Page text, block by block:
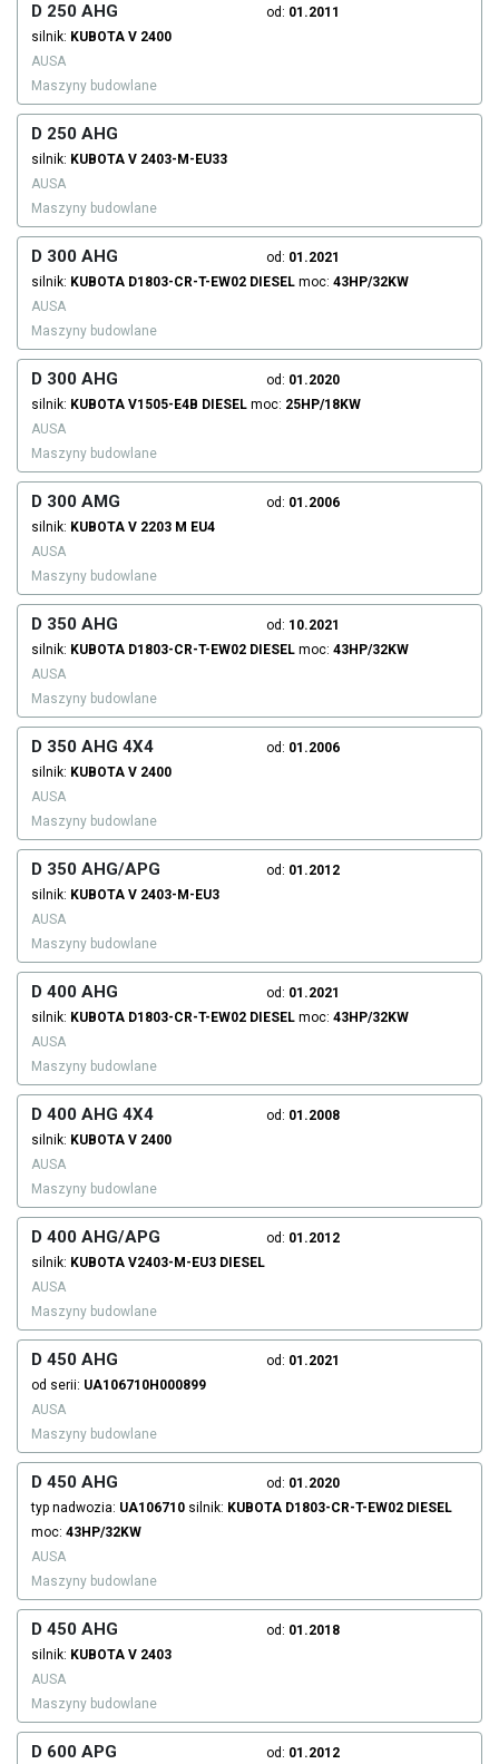
D 250 AHG od: 01.2011
silnik: KUBOTA V 2400
AUSA
Maszyny budowlane
D 250 AHG
silnik: KUBOTA V 2403-M-EU33
AUSA
Maszyny budowlane
D 300 AHG od: 01.2021
silnik: KUBOTA D1803-CR-T-EW02 DIESEL moc: 43HP/32KW
AUSA
Maszyny budowlane
D 300 AHG od: 01.2020
silnik: KUBOTA V1505-E4B DIESEL moc: 25HP/18KW
AUSA
Maszyny budowlane
D 300 AMG od: 01.2006
silnik: KUBOTA V 2203 M EU4
AUSA
Maszyny budowlane
D 350 AHG od: 10.2021
silnik: KUBOTA D1803-CR-T-EW02 DIESEL moc: 43HP/32KW
AUSA
Maszyny budowlane
D 350 AHG 4X4 od: 01.2006
silnik: KUBOTA V 2400
AUSA
Maszyny budowlane
D 350 AHG/APG od: 01.2012
silnik: KUBOTA V 2403-M-EU3
AUSA
Maszyny budowlane
D 400 AHG od: 01.2021
silnik: KUBOTA D1803-CR-T-EW02 DIESEL moc: 43HP/32KW
AUSA
Maszyny budowlane
D 400 AHG 4X4 od: 01.2008
silnik: KUBOTA V 2400
AUSA
Maszyny budowlane
D 400 AHG/APG od: 01.2012
silnik: KUBOTA V2403-M-EU3 DIESEL
AUSA
Maszyny budowlane
D 450 AHG od: 01.2021
od serii: UA106710H000899
AUSA
Maszyny budowlane
D 450 AHG od: 01.2020
typ nadwozia: UA106710 silnik: KUBOTA D1803-CR-T-EW02 DIESEL
moc: 43HP/32KW
AUSA
Maszyny budowlane
D 450 AHG od: 01.2018
silnik: KUBOTA V 2403
AUSA
Maszyny budowlane
D 600 APG od: 01.2012